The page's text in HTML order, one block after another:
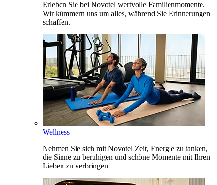
Erleben Sie bei Novotel wertvolle Familienmomente.
Wir kümmern uns um alles, während Sie Erinnerungen
schaffen.
Wellness
Nehmen Sie sich mit Novotel Zeit, Energie zu tanken,
die Sinne zu beruhigen und schöne Momente mit Ihren
Lieben zu verbringen.